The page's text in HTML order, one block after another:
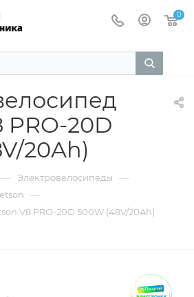
0
PRO-20D
20Ah)
— Электровелосипеды —
—
V8 PRO-20D 500W (48V/20Ah)